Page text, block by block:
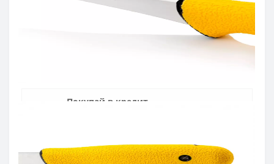
Доставка в течении 1-3 дней по Украине
Покупай в кредит